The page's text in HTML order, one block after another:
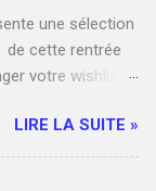
une sélection
cette rentrée
votre wishlist
n'y ai pas
américains de
vous le
LIRE LA SUITE »